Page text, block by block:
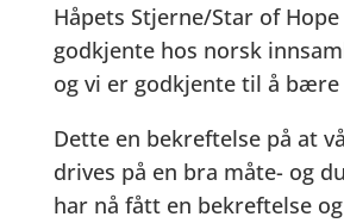
Håpets Stjerne/Star of
godkjente hos norsk
og vi er godkjente til å bære
Dette en bekreftelse på at
drives på en bra måte- og
har nå fått en bekreftelse